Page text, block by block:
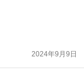
2024年9月9日